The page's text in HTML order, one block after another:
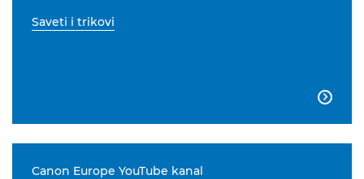
Saveti i trikovi

Canon Europe YouTube kanal